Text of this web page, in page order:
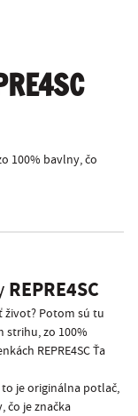
100% bavlny, čo
REPRE4SC
život? Potom sú tu
strihu, zo 100%
REPRE4SC Ťa
to je originálna potlač,
čo je značka